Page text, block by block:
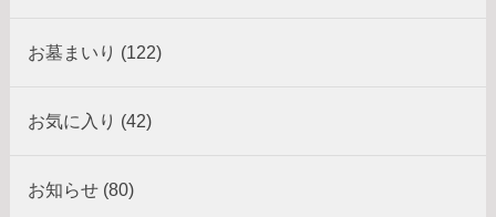
お墓まいり (122)
お気に入り (42)
お知らせ (80)